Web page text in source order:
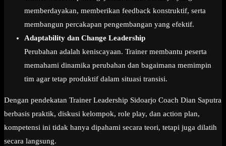
memberdayakan, memberikan feedback konstruktif, serta
membangun percakapan pengembangan yang efektif.
Adaptability dan Change Leadership
Perubahan adalah keniscayaan. Trainer membantu peserta
memahami dinamika perubahan dan bagaimana memimpin
tim agar tetap produktif dalam situasi transisi.
Dengan pendekatan Trainer Leadership Sidoarjo Coach Dian Saputra
berbasis praktik, diskusi kelompok, role play, dan action plan,
kompetensi ini tidak hanya dipahami secara teori, tetapi juga dilatih
secara langsung.